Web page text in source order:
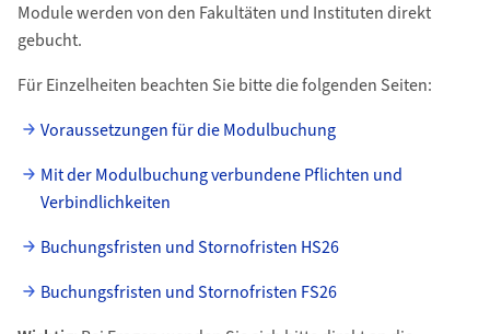
Module werden von den Fakultäten und Instituten direkt
gebucht.
Für Einzelheiten beachten Sie bitte die folgenden Seiten:
Voraussetzungen für die Modulbuchung
Mit der Modulbuchung verbundene Pflichten und
Verbindlichkeiten
Buchungsfristen und Stornofristen HS26
Buchungsfristen und Stornofristen FS26